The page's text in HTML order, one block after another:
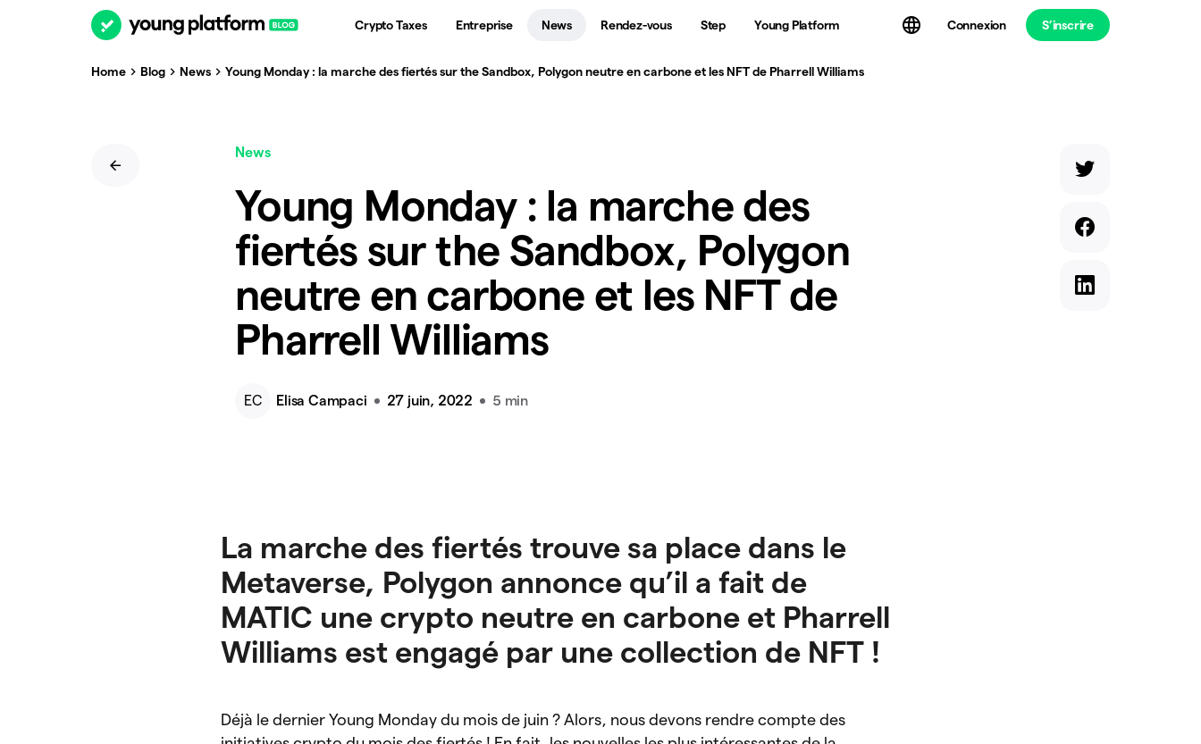
Crypto Taxes Entreprise News Rendez-vous Step Young Platform Connexion S’inscrire
Home Blog News Young Monday : la marche des fiertés sur the Sandbox, Polygon neutre en carbone et les NFT de Pharrell Williams
News
Young Monday : la marche des
fiertés sur the Sandbox, Polygon
neutre en carbone et les NFT de
Pharrell Williams
EC Elisa Campaci 27 juin, 2022 5 min
La marche des fiertés trouve sa place dans le
Metaverse, Polygon annonce qu’il a fait de
MATIC une crypto neutre en carbone et Pharrell
Williams est engagé par une collection de NFT !
Déjà le dernier Young Monday du mois de juin ? Alors, nous devons rendre compte des